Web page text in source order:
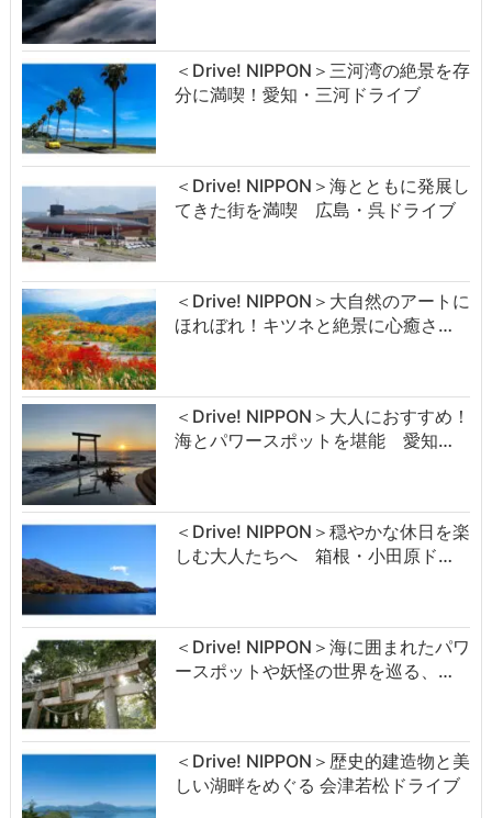
＜Drive! NIPPON＞三河湾の絶景を存
分に満喫！愛知・三河ドライブ
＜Drive! NIPPON＞海とともに発展し
てきた街を満喫 広島・呉ドライブ
＜Drive! NIPPON＞大自然のアートに
ほれぼれ！キツネと絶景に心癒さ…
＜Drive! NIPPON＞大人におすすめ！
海とパワースポットを堪能 愛知…
＜Drive! NIPPON＞穏やかな休日を楽
しむ大人たちへ 箱根・小田原ド…
＜Drive! NIPPON＞海に囲まれたパワ
ースポットや妖怪の世界を巡る、…
＜Drive! NIPPON＞歴史的建造物と美
しい湖畔をめぐる 会津若松ドライブ